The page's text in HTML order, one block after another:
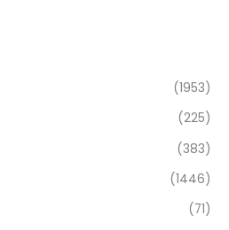
(1953)
(225)
(383)
(1446)
(71)